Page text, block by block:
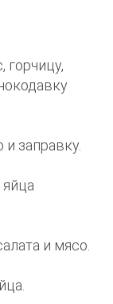
горчицу,
заправку.
и мясо.